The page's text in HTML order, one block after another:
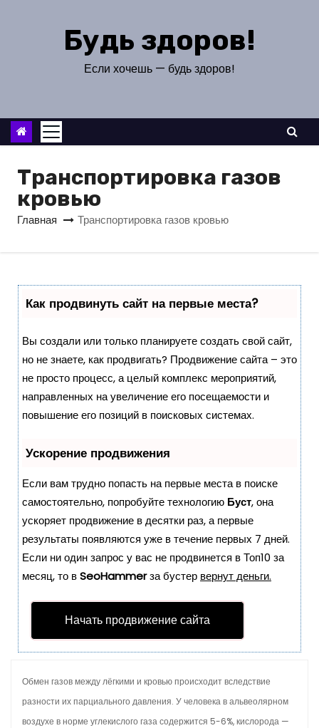
к
Будь здоров!
Если хочешь — будь здоров!
Транспортировка газов
кровью
Главная Транспортировка газов кровью
Как продвинуть сайт на первые места?
Вы создали или только планируете создать свой сайт,
но не знаете, как продвигать? Продвижение сайта – это
не просто процесс, а целый комплекс мероприятий,
направленных на увеличение его посещаемости и
повышение его позиций в поисковых системах.
Ускорение продвижения
Если вам трудно попасть на первые места в поиске
самостоятельно, попробуйте технологию Буст, она
ускоряет продвижение в десятки раз, а первые
результаты появляются уже в течение первых 7 дней.
Если ни один запрос у вас не продвинется в Топ10 за
месяц, то вSeoHammerза бустер вернут деньги.
Начать продвижение сайта
Обмен газов между лёгкими и кровью происходит вследствие
разности их парциального давления. У человека в альвеолярном
воздухе в норме углекислого газа содержится 5-6%, кислорода —